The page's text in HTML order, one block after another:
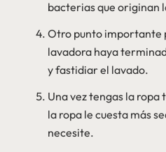
bacterias que originan
Otro punto importante
lavadora haya
y fastidiar el lavado.
Una vez tengas la ropa
la ropa le cuesta más
necesite.